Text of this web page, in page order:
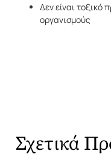
Δεν είναι τοξικό
οργανισμούς
Σχετικά